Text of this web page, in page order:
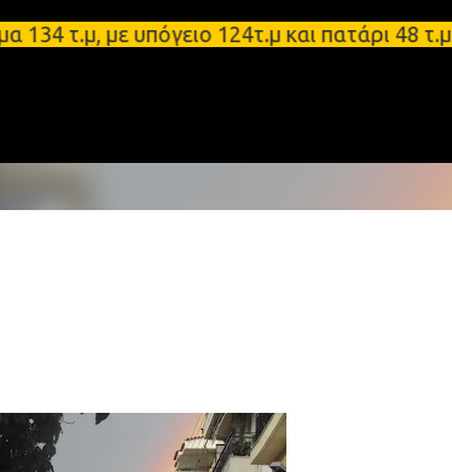
Μετάβαση στο κύριο περιεχόμενο
υπόγειο 124τ.μ και πατάρι 48